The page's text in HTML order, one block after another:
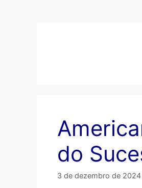
do
3 de dezembro de 2024